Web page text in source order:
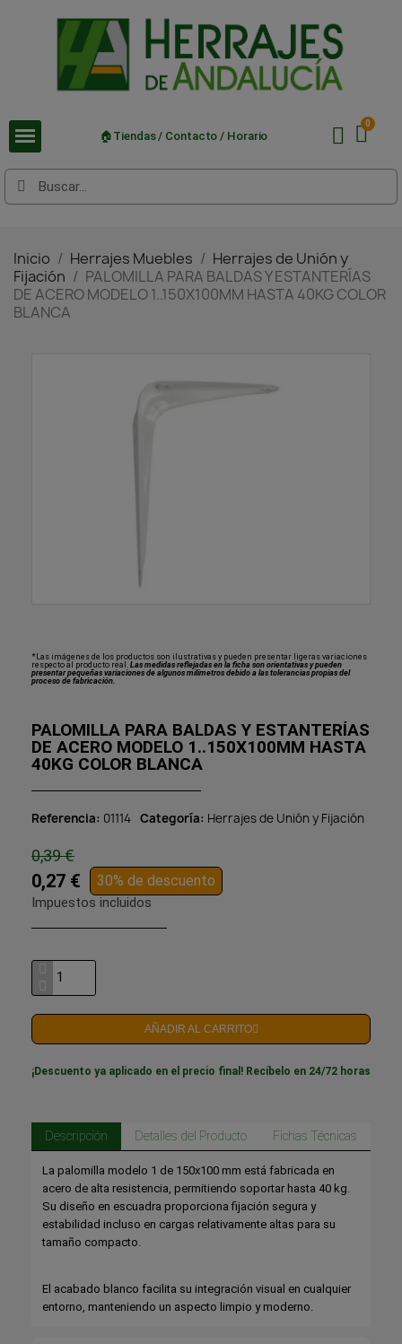
🏠Tiendas / Contacto / Horario
Inicio Herrajes Muebles
Herrajes de Unión y
Fijación
PALOMILLA PARA BALDAS Y ESTANTERÍAS
DE ACERO MODELO 1..150X100MM HASTA 40KG COLOR
BLANCA
*Las imágenes de los productos son ilustrativas y pueden presentar ligeras variaciones
respecto al producto real. Las medidas reflejadas en la ficha son orientativas y pueden
presentar pequeñas variaciones de algunos milímetros debido a las tolerancias propias del
proceso de fabricación.
PALOMILLA PARA BALDAS Y ESTANTERÍAS
DE ACERO MODELO 1..150X100MM HASTA
40KG COLOR BLANCA
Referencia 01114 Categoría Herrajes de Unión y Fijación
0,39 €
0,27 € 30% de descuento
Impuestos incluidos
AÑADIR AL CARRITO
¡Descuento ya aplicado en el precio final! Recíbelo en 24/72 horas
Descripción Detalles del Producto Fichas Técnicas
La palomilla modelo 1 de 150x100 mm está fabricada en
acero de alta resistencia, permitiendo soportar hasta 40 kg.
Su diseño en escuadra proporciona fijación segura y
estabilidad incluso en cargas relativamente altas para su
tamaño compacto.
El acabado blanco facilita su integración visual en cualquier
entorno, manteniendo un aspecto limpio y moderno.